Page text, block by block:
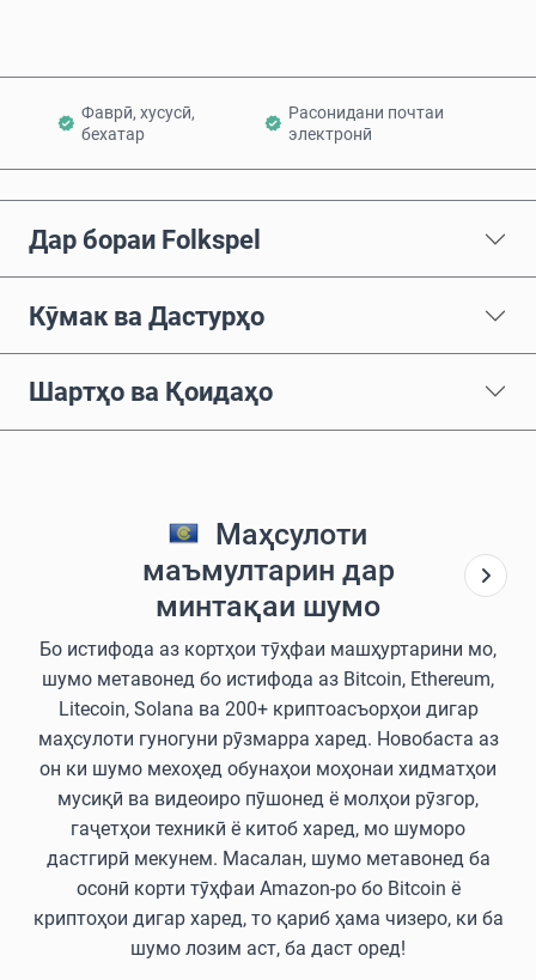
Фаврӣ, хусусӣ,
бехатар
Расонидани почтаи
электронӣ
Дар бораи Folkspel
Кӯмак ва Дастурҳо
Шартҳо ва Қоидаҳо
Маҳсулоти
маъмултарин дар
минтақаи шумо
Бо истифода аз кортҳои тӯҳфаи машҳуртарини мо,
шумо метавонед бо истифода аз Bitcoin, Ethereum,
Litecoin, Solana ва 200+ криптоасъорҳои дигар
маҳсулоти гуногуни рӯзмарра харед. Новобаста аз
он ки шумо мехоҳед обунаҳои моҳонаи хидматҳои
мусиқӣ ва видеоиро пӯшонед ё молҳои рӯзгор,
гаҷетҳои техникӣ ё китоб харед, мо шуморо
дастгирӣ мекунем. Масалан, шумо метавонед ба
осонӣ корти тӯҳфаи Amazon-ро бо Bitcoin ё
криптоҳои дигар харед, то қариб ҳама чизеро, ки ба
шумо лозим аст, ба даст оред!